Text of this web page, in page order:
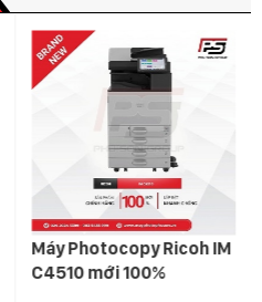
Máy Photocopy Ricoh IM
C4510 mới 100%